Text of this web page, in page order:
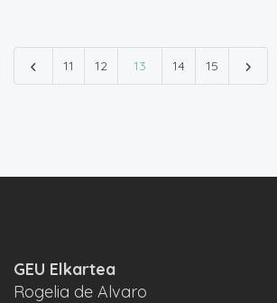
11 12 13 14 15
GEU Elkartea
Rogelia de Alvaro